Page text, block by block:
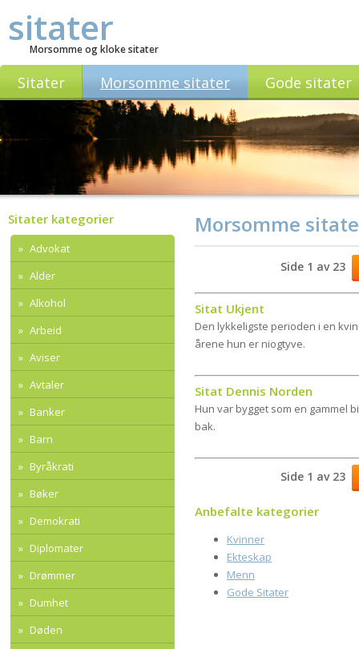
sitater
Morsomme og kloke sitater
Sitater Morsomme sitater Gode sitater
Sitater kategorier
Advokat
Alder
Alkohol
Arbeid
Aviser
Avtaler
Banker
Barn
Byråkrati
Bøker
Demokrati
Diplomater
Drømmer
Dumhet
Døden
Morsomme
Side 1 av 23
Sitat Ukjent
Den lykkeligste perioden i en
årene hun er niogtyve.
Sitat Dennis Norden
Hun var bygget som en gammel
bak.
Side 1 av 23
Anbefalte kategorier
Kvinner
Ekteskap
Menn
Gode Sitater